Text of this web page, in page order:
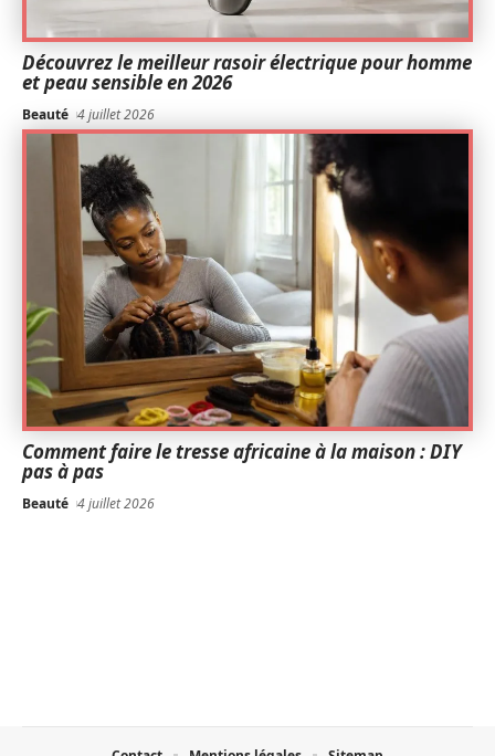
Découvrez le meilleur rasoir électrique pour homme
et peau sensible en 2026
Beauté 4 juillet 2026
Comment faire le tresse africaine à la maison : DIY
pas à pas
Beauté 4 juillet 2026